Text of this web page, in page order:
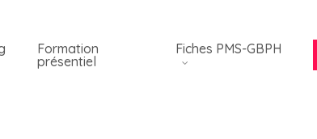
Formation
présentiel
Fiches PMS-GBPH